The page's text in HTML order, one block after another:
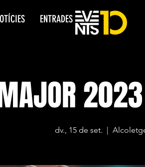
ENTRADES
MAJOR
dv., 15 de set.
  |